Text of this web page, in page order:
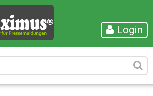
Login